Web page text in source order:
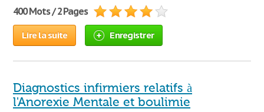
400 Mots / 2 Pages
Lire la suite Enregistrer
Diagnostics infirmiers relatifs à
l'Anorexie Mentale et boulimie